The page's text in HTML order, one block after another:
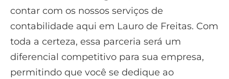
contar com os nossos serviços de
contabilidade aqui em Lauro de Freitas. Com
toda a certeza, essa parceria será um
diferencial competitivo para sua empresa,
permitindo que você se dedique ao